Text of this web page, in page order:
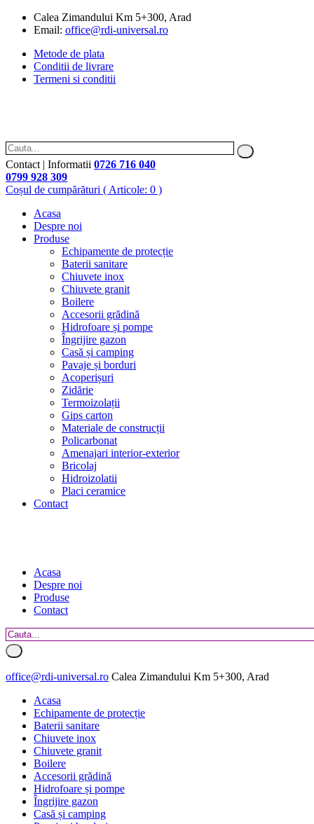
Calea Zimandului Km 5+300, Arad
Email: office@rdi-universal.ro
Metode de plata
Conditii de livrare
Termeni si conditii
Contact | Informatii 0726 716 040
0799 928 309
Coșul de cumpărături ( Articole: 0 )
Acasa
Despre noi
Produse
Echipamente de protecție
Baterii sanitare
Chiuvete inox
Chiuvete granit
Boilere
Accesorii grădină
Hidrofoare și pompe
Îngrijire gazon
Casă și camping
Pavaje și borduri
Acoperișuri
Zidărie
Termoizolații
Gips carton
Materiale de construcții
Policarbonat
Amenajari interior-exterior
Bricolaj
Hidroizolatii
Placi ceramice
Contact
Acasa
Despre noi
Produse
Contact
office@rdi-universal.ro Calea Zimandului Km 5+300, Arad
Acasa
Echipamente de protecție
Baterii sanitare
Chiuvete inox
Chiuvete granit
Boilere
Accesorii grădină
Hidrofoare și pompe
Îngrijire gazon
Casă și camping